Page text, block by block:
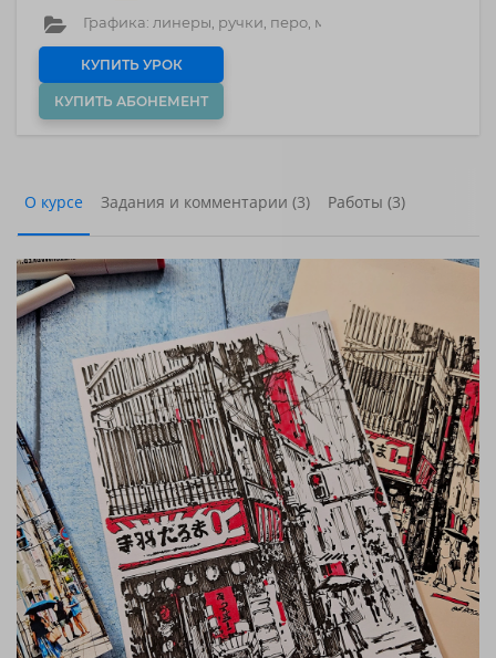
Графика: линеры, ручки, перо, маркеры
КУПИТЬ УРОК
КУПИТЬ АБОНЕМЕНТ
О курсе Задания и комментарии (3) Работы (3)